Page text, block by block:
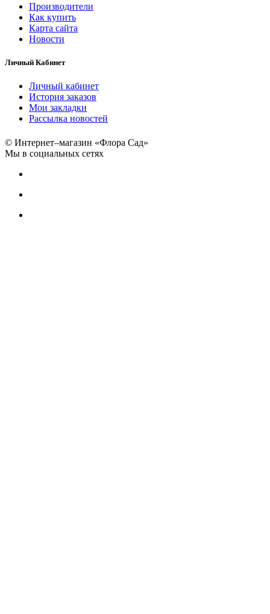
Производители
Как купить
Карта сайта
Новости
Личный Кабинет
Личный кабинет
История заказов
Мои закладки
Рассылка новостей
© Интернет–магазин «Флора Сад»
Мы в социальных сетях